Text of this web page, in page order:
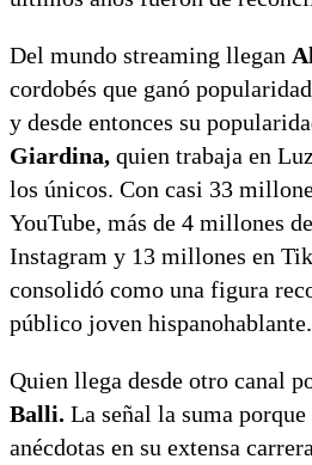
Del mundo streaming llegan
cordobés que ganó
y desde entonces su
Giardina, quien trabaja en
los únicos. Con casi 33
YouTube, más de 4 millones
Instagram y 13 millones en
consolidó como una figura
público joven hispanohablante.
Quien llega desde otro canal
Balli. La señal la suma
anécdotas en su extensa